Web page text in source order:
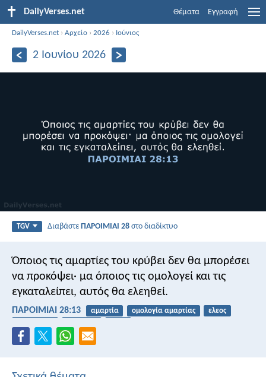
DailyVerses.net Θέματα Εγγραφή
DailyVerses.net ›Αρχείο ›2026 › Ιούνιος
2 Ιουνίου 2026
TGV ΔιαβάστεΠΑΡΟΙΜΙΑΙ 28 στο διαδίκτυο
Όποιος τις αμαρτίες του κρύβει δεν θα μπορέσει
να προκόψει· μα όποιος τις ομολογεί και τις
εγκαταλείπει, αυτός θα ελεηθεί.
ΠΑΡΟΙΜΙΑΙ 28:13 αμαρτία ομολογία αμαρτίας
ελεος